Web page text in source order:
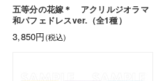
五等分の花嫁＊ アクリルジオラマ
和パフェドレスver.（全1種）
3,850円(税込)